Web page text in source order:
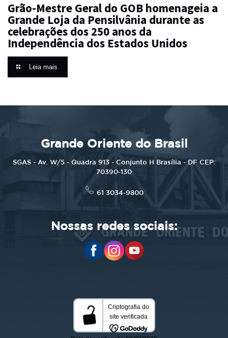
Grão-Mestre Geral do GOB homenageia a
Grande Loja da Pensilvânia durante as
celebrações dos 250 anos da
Independência dos Estados Unidos
Leia mais
Grande Oriente do Brasil
SGAS - Av. W/5 - Quadra 913 - Conjunto H Brasília - DF CEP:
70390-130
61 3034-9800
Nossas redes sociais: